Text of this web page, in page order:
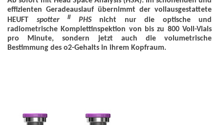
effizienten Geradeauslauf übernimmt der vollausgestattete
HEUFT spotter II PHSnicht nur die optische und
radiometrische Komplettinspektion von bis zu 800 Voll-Vials
pro Minute, sondern jetzt auch die volumetrische
Bestimmung des o2-Gehalts in ihrem Kopfraum.